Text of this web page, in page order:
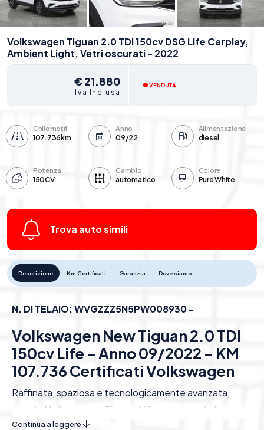
Volkswagen Tiguan 2.0 TDI 150cv DSG Life Carplay,
Ambient Light, Vetri oscurati - 2022
€ 21.880
Iva Inclusa
VENDUTA
Chilometri
107.736km
Anno
09/22
Alimentazione
diesel
Potenza
150CV
Cambio
automatico
Colore
Pure White
Trova auto simili
Descrizione Km Certificati Garanzia Dove siamo
N. DI TELAIO: WVGZZZ5N5PW008930 -
Volkswagen New Tiguan 2.0 TDI
150cv Life – Anno 09/2022 – KM
107.736 Certificati Volkswagen
Raffinata, spaziosa e tecnologicamente avanzata,
questa Volkswagen Tiguan Life
rappresenta la scelta
ideale per chi cerca comfort, sicurezza e stile.
Continua a leggere